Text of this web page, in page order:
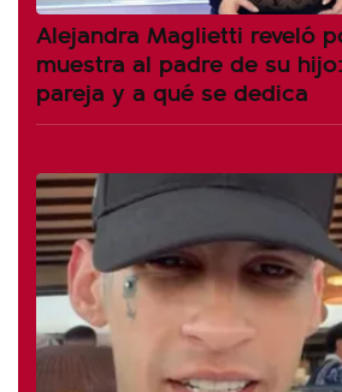
Alejandra Maglietti reveló
muestra al padre de su
pareja y a qué se dedica